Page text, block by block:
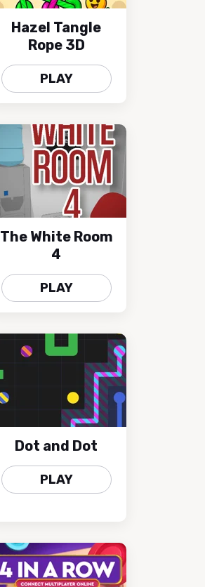
Hazel Tangle
Rope 3D
PLAY
The White Room
4
PLAY
Dot and Dot
PLAY